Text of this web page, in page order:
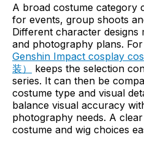
A broad costume category
for events, group shoots
Different character designs
and photography plans.
Genshin Impact cosplay
装）
keeps the selection
series. It can then be
costume type and visual
balance visual accuracy
photography needs. A
costume and wig choices